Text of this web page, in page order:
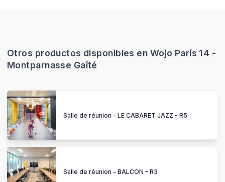
Otros productos disponibles en Wojo París 14 -
Montparnasse Gaîté
Salle de réunion - LE CABARET JAZZ - R5
Salle de réunion – BALCON – R3